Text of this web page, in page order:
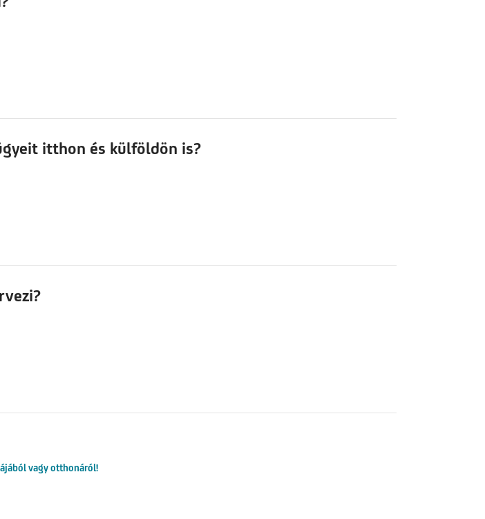
itthon és külföldön is?
vagy otthonáról!